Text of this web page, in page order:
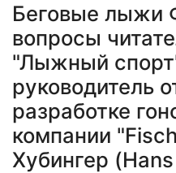
Беговые лыжи
вопросы
"Лыжный
руководитель
разработке
компании
Хубингер